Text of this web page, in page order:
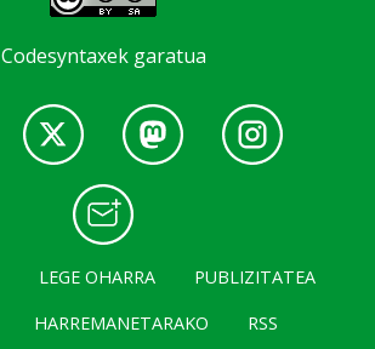
Codesyntaxek garatua
LEGE OHARRA
PUBLIZITATEA
HARREMANETARAKO RSS